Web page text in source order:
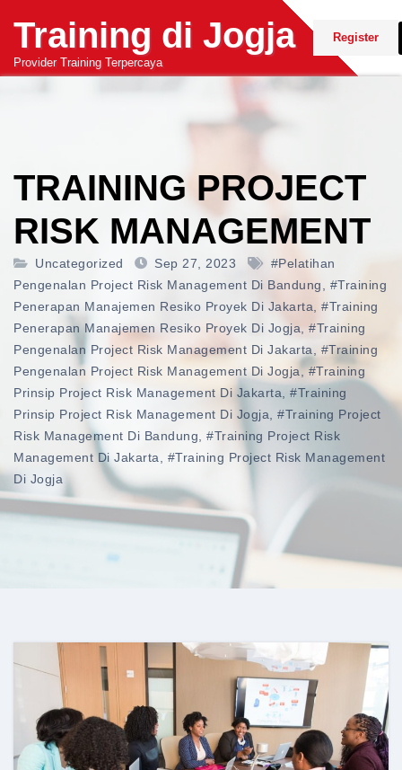
content
Training di Jogja
Provider Training Terpercaya
Register
TRAINING PROJECT
RISK MANAGEMENT
Uncategorized Sep 27, 2023
#pelatihan
Pengenalan Project Risk Management Di Bandung
#training
Penerapan Manajemen Resiko Proyek Di Jakarta
#training
Penerapan Manajemen Resiko Proyek Di Jogja
#training
Pengenalan Project Risk Management Di Jakarta
#training
Pengenalan Project Risk Management Di Jogja,#training
Prinsip Project Risk Management Di Jakarta
#training
Prinsip Project Risk Management Di Jogja
#training Project
Risk Management Di Bandung
#training Project Risk
Management Di Jakarta
#training Project Risk Management
Di Jogja